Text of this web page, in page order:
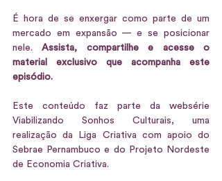
É hora de se enxergar como parte de um
mercado em expansão — e se posicionar
nele. Assista, compartilhe e acesse o
material exclusivo que acompanha este
episódio.
Este conteúdo faz parte da websérie
Viabilizando Sonhos Culturais, uma
realização da Liga Criativa com apoio do
Sebrae Pernambuco e do Projeto Nordeste
de Economia Criativa.